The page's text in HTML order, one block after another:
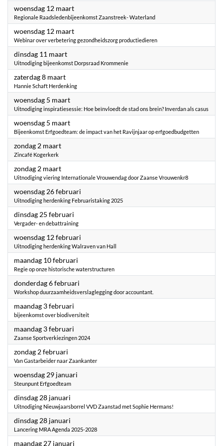
woensdag 12 maart2025
Regionale Raadsledenbijeenkomst Zaanstreek- Waterland
woensdag 12 maart2025
Webinar over verbetering gezondheidszorg productiedieren
dinsdag 11 maart2025
Uitnodiging bijeenkomst Dorpsraad Krommenie
zaterdag 8 maart2025
Hannie Schaft Herdenking
woensdag 5 maart2025
Uitnodiging inspiratiesessie: Hoe beïnvloedt de stad ons brein? Inverdan als casus
woensdag 5 maart2025
Bijeenkomst Erfgoedteam: de impact van het Ravijnjaar op erfgoedbudgetten
zondag 2 maart2025
Zincafé Kogerkerk
zondag 2 maart2025
Uitnodiging viering Internationale Vrouwendag door Zaanse Vrouwenkr8
woensdag 26 februari
Uitnodiging herdenking Februaristaking 2025
dinsdag 25 februari
Vergader- en debattraining
woensdag 12 februari
Uitnodiging herdenking Walraven van Hall
maandag 10 februari
Regie op onze historische waterstructuren
donderdag 6 februari
Workshop duurzaamheidsverslaglegging door accountant.
maandag 3 februari
bijeenkomst over biodiversiteit
maandag 3 februari
Zaanse Sportverkiezingen 2024
zondag 2 februari
Van Gastarbeider naar Zaankanter
woensdag 29 januari
Steunpunt Erfgoedteam
dinsdag 28 januari
Uitnodiging Nieuwjaarsborrel VVD Zaanstad met Sophie Hermans!
dinsdag 28 januari
Lancering MRA Agenda 2025-2028
maandag 27 januari